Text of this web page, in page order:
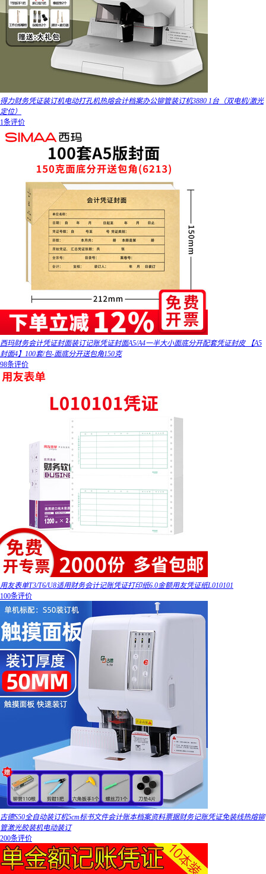
得力财务凭证装订机电动打孔机热熔会计档案办公铆管装订机3880 1台（双电机/激光
定位）
1条评价
西玛财务会计凭证封面装订记账凭证封面A5/A4一半大小面底分开配套凭证封皮 【A5
封面4】100套/包-面底分开送包角150克
98条评价
用友表单T3/T6/U8适用财务会计记账凭证打印纸6.0金额用友凭证纸L010101
100条评价
古德S50全自动装订机5cm标书文件会计账本档案资料票据财务记账凭证免装线热熔铆
管激光胶装机电动装订
200条评价